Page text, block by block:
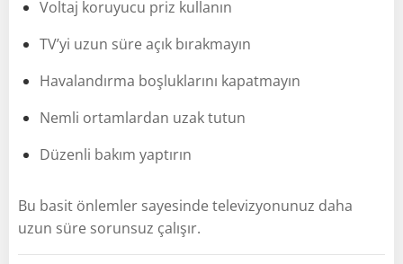
Voltaj koruyucu priz kullanın
TV’yi uzun süre açık bırakmayın
Havalandırma boşluklarını kapatmayın
Nemli ortamlardan uzak tutun
Düzenli bakım yaptırın
Bu basit önlemler sayesinde televizyonunuz daha
uzun süre sorunsuz çalışır.